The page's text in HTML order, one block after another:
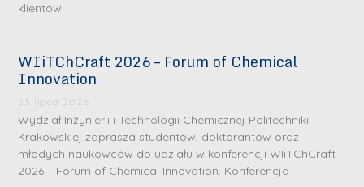
klientów
WIiTChCraft 2026 – Forum of Chemical
Innovation
23 lipca 2026
Wydział Inżynierii i Technologii Chemicznej Politechniki
Krakowskiej zaprasza studentów, doktorantów oraz
młodych naukowców do udziału w konferencji WIiTChCraft
2026 – Forum of Chemical Innovation. Konferencja